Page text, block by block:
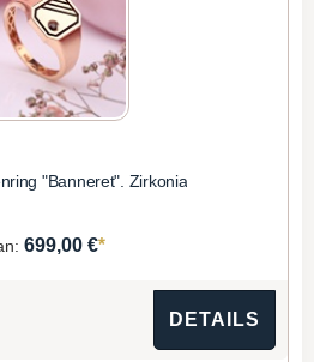
"Banneret". Zirkonia
699,00 €*
DETAILS